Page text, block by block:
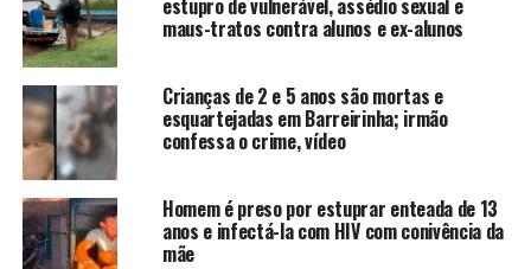
maus-tratos contra alunos e ex-alunos
Crianças de 2 e 5 anos são mortas e
esquartejadas em Barreirinha; irmão
confessa o crime, vídeo
Homem é preso por estuprar enteada de 13
anos e infectá-la com HIV com conivência da
mãe